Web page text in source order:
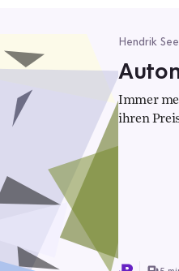
Hendrik
Immer
ihren